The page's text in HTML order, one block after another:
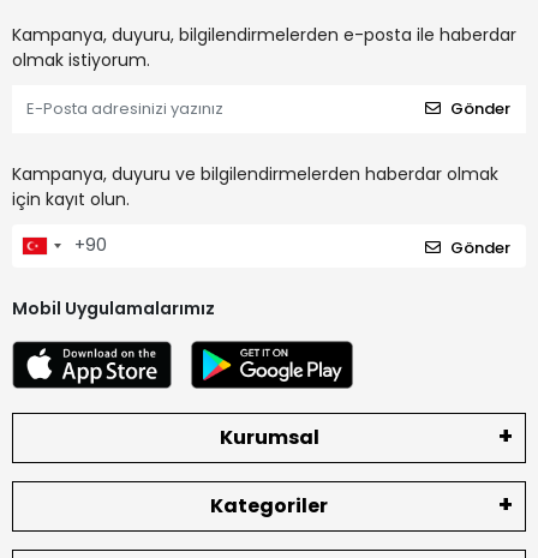
Kampanya, duyuru, bilgilendirmelerden e-posta ile haberdar
olmak istiyorum.
Gönder
Kampanya, duyuru ve bilgilendirmelerden haberdar olmak
için kayıt olun.
Gönder
Mobil Uygulamalarımız
Kurumsal
Kategoriler